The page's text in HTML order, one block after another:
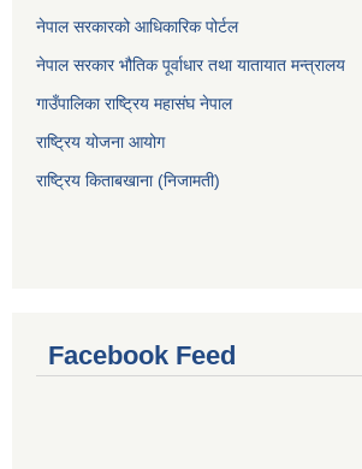
नेपाल सरकारको आधिकारिक पोर्टल
नेपाल सरकार भौतिक पूर्वाधार तथा यातायात मन्त्रालय
गाउँपालिका राष्ट्रिय महासंघ नेपाल
राष्ट्रिय योजना आयोग
राष्ट्रिय किताबखाना (निजामती)
Facebook Feed